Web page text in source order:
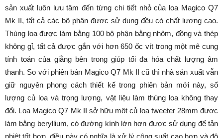
sản xuất luôn lưu tâm đến từng chi tiết nhỏ của loa Magico Q7
Mk II, tất cả các bộ phận được sử dụng đều có chất lượng cao.
Thùng loa được làm bằng 100 bộ phận bằng nhôm, đồng và thép
không gỉ, tất cả được gắn với hơn 650 ốc vít trong một mê cung
tính toán của giằng bên trong giúp tối đa hóa chất lượng âm
thanh. So với phiên bản Magico Q7 Mk II cũ thì nhà sản xuất vẫn
giữ nguyên phong cách thiết kế trong phiên bản mới này, số
lượng củ loa và trọng lượng, vật liệu làm thùng loa không thay
đổi. Loa Magico Q7 Mk II sở hữu một củ loa tweeter 28mm được
làm bằng beryllium, có đường kính lớn hơn được sử dụng để tản